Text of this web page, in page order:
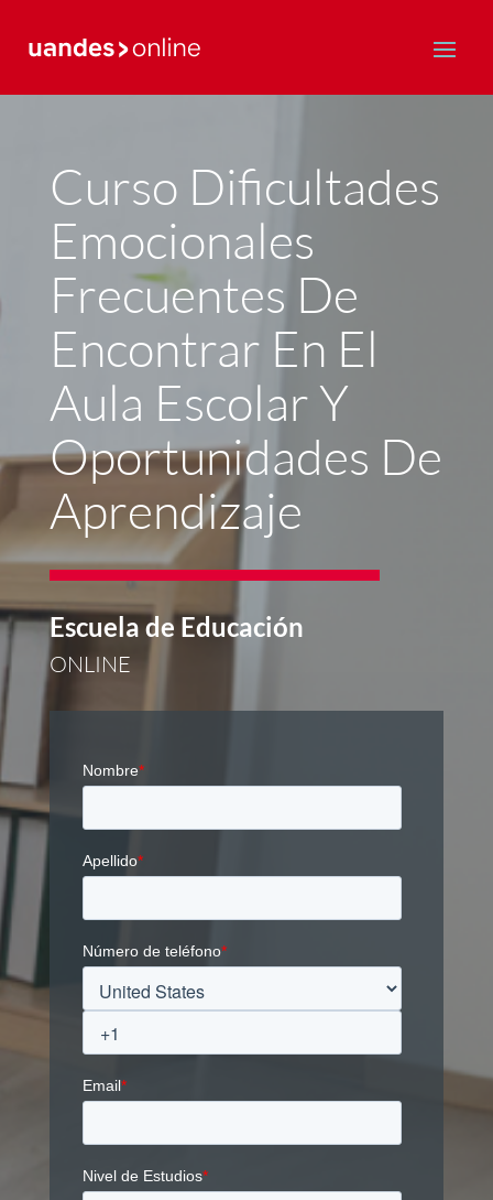
Postgrado y Educación Continua
Curso Dificultades
Emocionales
Frecuentes De
Encontrar En El
Aula Escolar Y
Oportunidades De
Aprendizaje
Escuela de Educación
ONLINE